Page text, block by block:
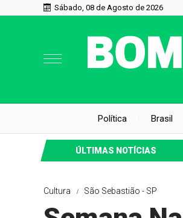
Sábado, 08 de Agosto de 2026
Política Brasil
ÚLTIMAS NOTÍCIAS
Cultura São Sebastião - SP